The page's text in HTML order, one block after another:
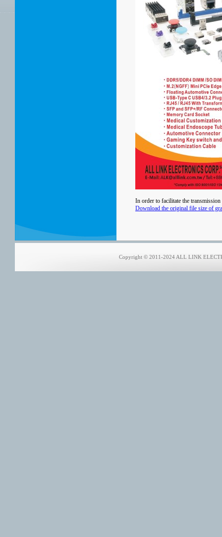
In order to facilitate the
Download the original file size of
Copyright © 2011-2024 ALL LINK